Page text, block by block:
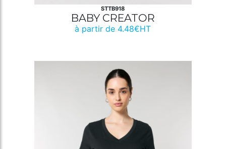
STTB918
BABY CREATOR
à partir de 4.48€HT